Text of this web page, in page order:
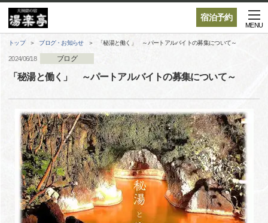
宿泊予約
MENU
トップ ブログ・お知らせ 「秘湯と働く」 ～パートアルバイトの募集について～
2024/06/18 ブログ
「秘湯と働く」 ～パートアルバイトの募集について～